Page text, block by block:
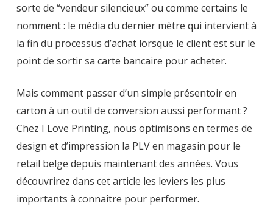
sorte de “vendeur silencieux” ou comme certains le
nomment : le média du dernier mètre qui intervient à
la fin du processus d’achat lorsque le client est sur le
point de sortir sa carte bancaire pour acheter.
Mais comment passer d’un simple présentoir en
carton à un outil de conversion aussi performant ?
Chez I Love Printing, nous optimisons en termes de
design et d’impression la PLV en magasin pour le
retail belge depuis maintenant des années. Vous
découvrirez dans cet article les leviers les plus
importants à connaître pour performer.